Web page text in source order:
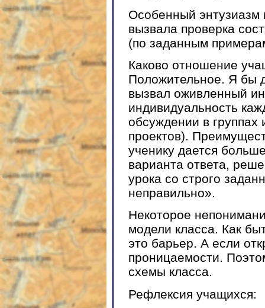
Особенный энтузиазм
вызвала проверка
(по заданным
Каково отношение
Положительное. Я бы
вызвал оживленный
индивидуальность
обсуждении в
проектов).
ученику дается
варианта ответа,
урока со строго
неправильно».
Некоторое
модели класса. Как
это барьер. А если
проницаемости.
схемы класса.
Рефлексия учащихся: